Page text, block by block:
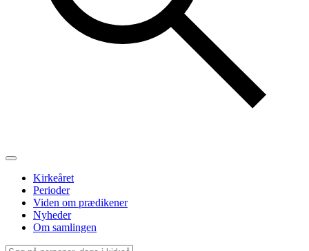
Kirkeåret
Perioder
Viden om prædikener
Nyheder
Om samlingen